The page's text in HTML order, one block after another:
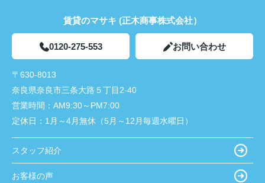
賃貸のマサキ (正木商事株式会社）
0120-275-553 お問い合わせ
〒630-8013
奈良県奈良市三条大路５丁目2-40
営業時間： AM9:30～PM7:00
定休日： 1月～4月無休（5月～12月毎週水曜日）
スタッフ紹介
お客様の声